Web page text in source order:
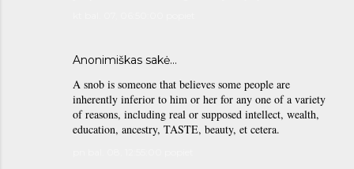
Anonimiškas sakė…
A snob is someone that believes some people are
inherently inferior to him or her for any one of a variety
of reasons, including real or supposed intellect, wealth,
education, ancestry, TASTE, beauty, et cetera.